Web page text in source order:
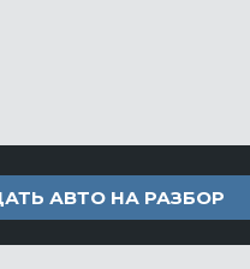
АВТО НА РАЗБОР